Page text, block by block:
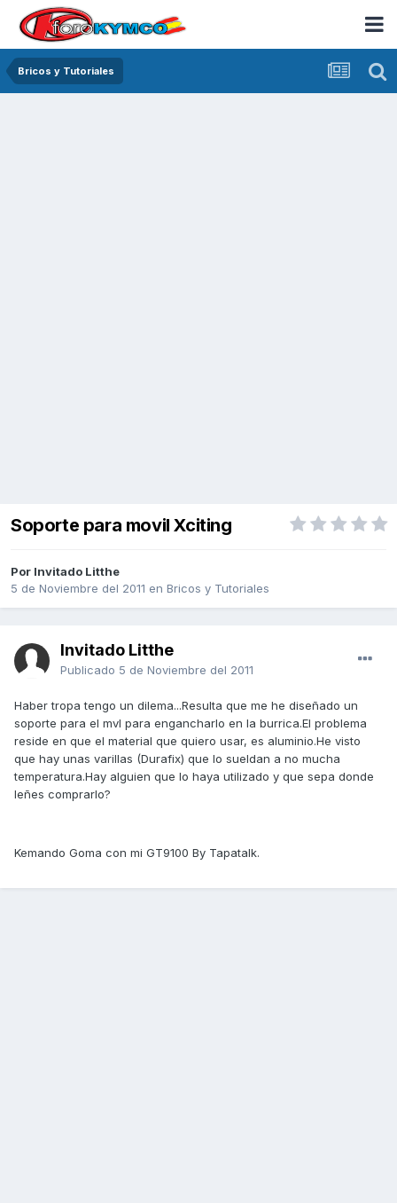
Bricos y Tutoriales
Soporte para movil Xciting
Por Invitado Litthe
5 de Noviembre del 2011 en Bricos y Tutoriales
Invitado Litthe
Publicado 5 de Noviembre del 2011
Haber tropa tengo un dilema...Resulta que me he diseñado un
soporte para el mvl para engancharlo en la burrica.El problema
reside en que el material que quiero usar, es aluminio.He visto
que hay unas varillas (Durafix) que lo sueldan a no mucha
temperatura.Hay alguien que lo haya utilizado y que sepa donde
leñes comprarlo?
Kemando Goma con mi GT9100 By Tapatalk.